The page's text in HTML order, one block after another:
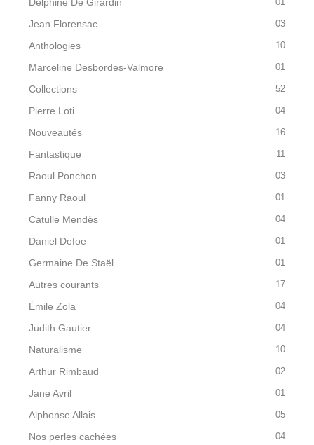
Delphine De Girardin
Jean Florensac 03
Anthologies 10
Marceline Desbordes-Valmore 01
Collections 52
Pierre Loti 04
Nouveautés 16
Fantastique 11
Raoul Ponchon 03
Fanny Raoul 01
Catulle Mendès 04
Daniel Defoe 01
Germaine De Staël 01
Autres courants 17
Émile Zola 04
Judith Gautier 04
Naturalisme 10
Arthur Rimbaud 02
Jane Avril 01
Alphonse Allais 05
Nos perles cachées 04